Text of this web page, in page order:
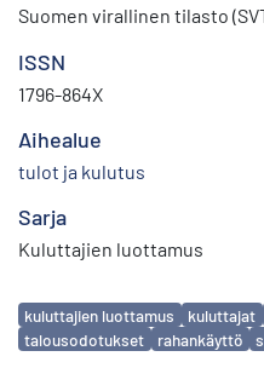
Suomen virallinen tilasto
ISSN
1796-864X
Aihealue
tulot ja kulutus
Sarja
Kuluttajien luottamus
Avainsanat
kuluttajien luottamus kuluttajat
talousodotukset
rahankäyttö